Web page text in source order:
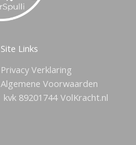
Site Links
Privacy Verklaring
Algemene Voorwaarden
kvk 89201744 VolKracht.nl